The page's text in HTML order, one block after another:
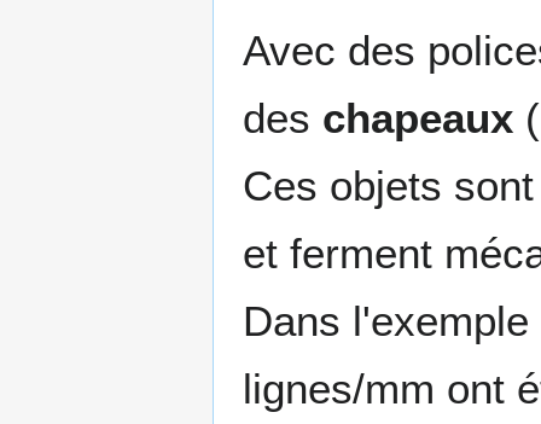
Avec des
des chapeaux
Ces objets
et ferment
Dans
lignes/mm ont